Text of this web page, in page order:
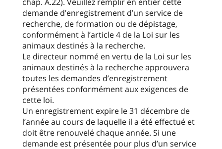
demande d’enregistrement d’un service de
recherche, de formation ou de dépistage,
conformément à l’article 4 de la Loi sur les
animaux destinés à la recherche.
Le directeur nommé en vertu de la Loi sur les
animaux destinés à la recherche approuvera
toutes les demandes d’enregistrement
présentées conformément aux exigences de
cette loi.
Un enregistrement expire le 31 décembre de
l’année au cours de laquelle il a été effectué et
doit être renouvelé chaque année. Si une
demande est présentée pour plus d’un service